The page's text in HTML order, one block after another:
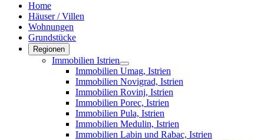
Home
Häuser / Villen
Wohnungen
Grundstücke
Regionen
Immobilien Istrien
Immobilien Umag, Istrien
Immobilien Novigrad, Istrien
Immobilien Rovinj, Istrien
Immobilien Porec, Istrien
Immobilien Pula, Istrien
Immobilien Medulin, Istrien
Immobilien Labin und Rabac, Istrien